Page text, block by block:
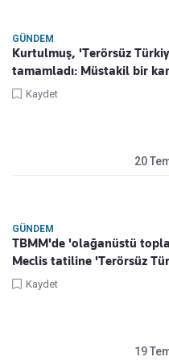
GÜNDEM
Kurtulmuş, 'Terörsüz
tamamladı: Müstakil bir
Kaydet
20
GÜNDEM
TBMM'de 'olağanüstü
Meclis tatiline 'Terörsüz
Kaydet
19